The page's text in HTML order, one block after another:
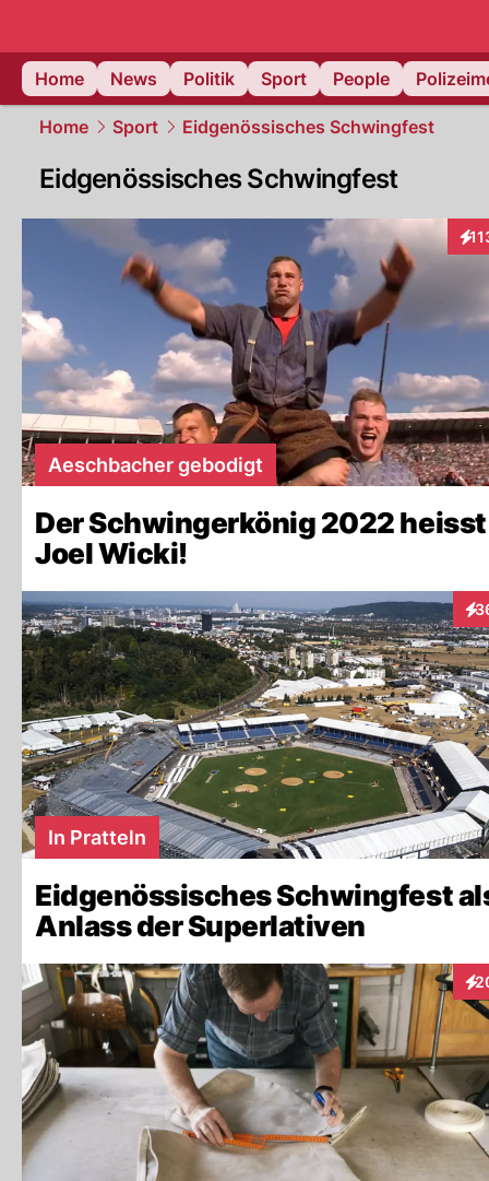
Home
News Politik Sport People
Home Sport Eidgenössisches Schwingfest
Eidgenössisches Schwingfest
Aeschbacher gebodigt
Der Schwingerkönig 2022 heisst
Joel Wicki!
In Pratteln
Eidgenössisches Schwingfest
Anlass der Superlativen